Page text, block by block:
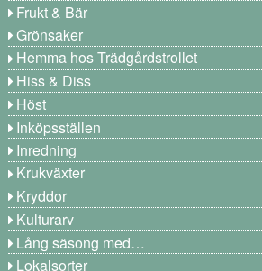
Frukt & Bär
Grönsaker
Hemma hos Trädgårdstrollet
Hiss & Diss
Höst
Inköpsställen
Inredning
Krukväxter
Kryddor
Kulturarv
Lång säsong med…
Lokalsorter